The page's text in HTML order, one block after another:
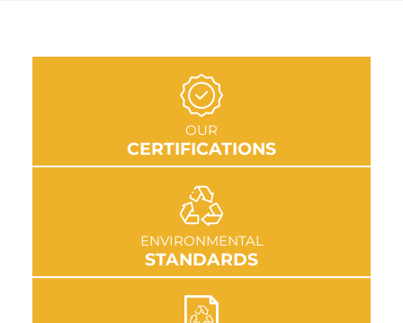
OUR
CERTIFICATIONS
GO TO SECTION
ENVIRONMENTAL
STANDARDS
GO TO SECTION